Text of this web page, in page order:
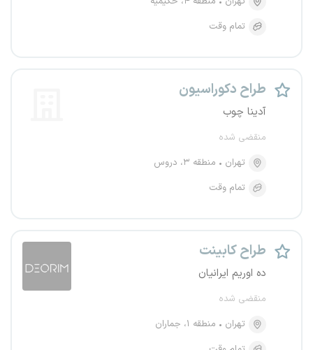
تمام وقت
طراح دکوراسیون
آدینا چوب
منقضی شده
تهران
منطقه ۳، دروس
تمام وقت
طراح کابینت
ده اوریم ایرانیان
منقضی شده
تهران
منطقه ۱، جماران